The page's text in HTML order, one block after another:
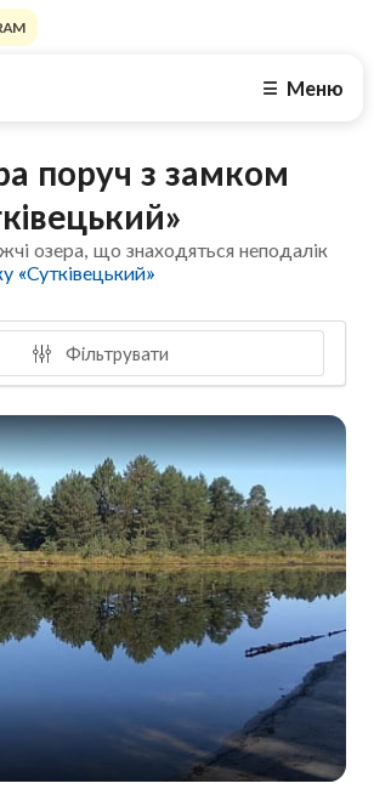
☰ Меню
поруч з замком
озера, що знаходяться неподалік
«Сутківецький»
Фільтрувати